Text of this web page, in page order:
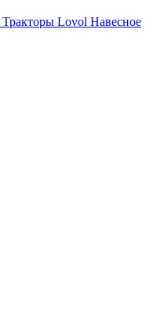
Тракторы Lovol Навесное